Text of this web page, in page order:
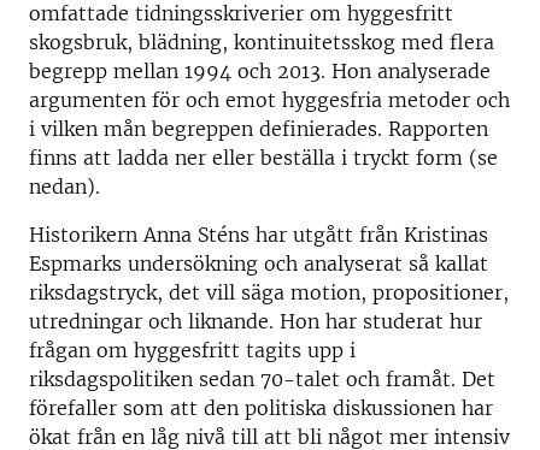
omfattade tidningsskriverier om hyggesfritt
skogsbruk, blädning, kontinuitetsskog med flera
begrepp mellan 1994 och 2013. Hon analyserade
argumenten för och emot hyggesfria metoder och
i vilken mån begreppen definierades. Rapporten
finns att ladda ner eller beställa i tryckt form (se
nedan).
Historikern Anna Sténs har utgått från Kristinas
Espmarks undersökning och analyserat så kallat
riksdagstryck, det vill säga motion, propositioner,
utredningar och liknande. Hon har studerat hur
frågan om hyggesfritt tagits upp i
riksdagspolitiken sedan 70-talet och framåt. Det
förefaller som att den politiska diskussionen har
ökat från en låg nivå till att bli något mer intensiv